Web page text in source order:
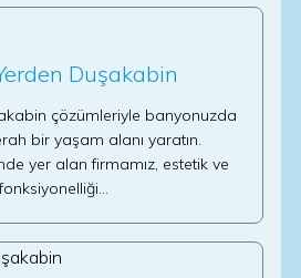
Duşakabin
çözümleriyle banyonuzda
bir yaşam alanı yaratın.
yer alan firmamız, estetik ve